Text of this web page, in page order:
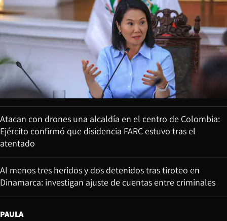
Atacan con drones una alcaldía en el centro de Colombia:
Ejército confirmó que disidencia FARC estuvo tras el
atentado
Al menos tres heridos y dos detenidos tras tiroteo en
Dinamarca: investigan ajuste de cuentas entre criminales
PAULA